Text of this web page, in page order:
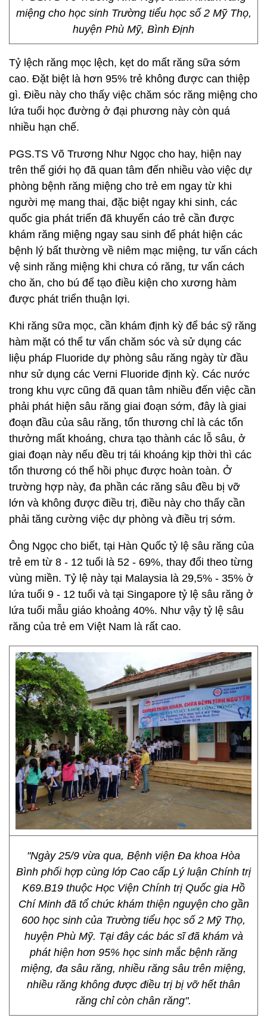
miệng cho học sinh Trường tiểu học số 2 Mỹ Thọ,
huyện Phù Mỹ, Bình Định
Tỷ lệch răng mọc lệch, kẹt do mất răng sữa sớm
cao. Đặt biệt là hơn 95% trẻ không được can thiệp
gì. Điều này cho thấy việc chăm sóc răng miệng cho
lứa tuổi học đường ở đại phương này còn quá
nhiều hạn chế.
PGS.TS Võ Trương Như Ngọc cho hay, hiện nay
trên thế giới họ đã quan tâm đến nhiều vào việc dự
phòng bệnh răng miệng cho trẻ em ngay từ khi
người mẹ mang thai, đặc biệt ngay khi sinh, các
quốc gia phát triển đã khuyến cáo trẻ cần được
khám răng miệng ngay sau sinh để phát hiện các
bệnh lý bất thường về niêm mạc miệng, tư vấn cách
vệ sinh răng miệng khi chưa có răng, tư vấn cách
cho ăn, cho bú để tạo điều kiện cho xương hàm
được phát triển thuận lợi.
Khi răng sữa mọc, cần khám định kỳ để bác sỹ răng
hàm mặt có thể tư vấn chăm sóc và sử dụng các
liệu pháp Fluoride dự phòng sâu răng ngày từ đầu
như sử dụng các Verni Fluoride định kỳ. Các nước
trong khu vực cũng đã quan tâm nhiều đến việc cần
phải phát hiện sâu răng giai đoạn sớm, đây là giai
đoạn đầu của sâu răng, tổn thương chỉ là các tổn
thưởng mất khoáng, chưa tạo thành các lỗ sâu, ở
giai đoạn này nếu đều trị tái khoáng kịp thời thì các
tổn thương có thể hồi phục được hoàn toàn. Ở
trường hợp này, đa phần các răng sâu đều bị vỡ
lớn và không được điều trị, điều này cho thấy cần
phải tăng cường việc dự phòng và điều trị sớm.
Ông Ngọc cho biết, tại Hàn Quốc tỷ lệ sâu răng của
trẻ em từ 8 - 12 tuổi là 52 - 69%, thay đổi theo từng
vùng miền. Tỷ lệ này tại Malaysia là 29,5% - 35% ở
lứa tuổi 9 - 12 tuổi và tại Singapore tỷ lệ sâu răng ở
lứa tuổi mẫu giáo khoảng 40%. Như vậy tỷ lệ sâu
răng của trẻ em Việt Nam là rất cao.
"Ngày 25/9 vừa qua, Bệnh viện Đa khoa Hòa
Bình phối hợp cùng lớp Cao cấp Lý luận Chính trị
K69.B19 thuộc Học Viện Chính trị Quốc gia Hồ
Chí Minh đã tổ chức khám thiện nguyện cho gần
600 học sinh của Trường tiểu học số 2 Mỹ Thọ,
huyện Phù Mỹ. Tại đây các bác sĩ đã khám và
phát hiện hơn 95% học sinh mắc bệnh răng
miệng, đa sâu răng, nhiều răng sâu trên miệng,
nhiều răng không được điều trị bị vỡ hết thân
răng chỉ còn chân răng".